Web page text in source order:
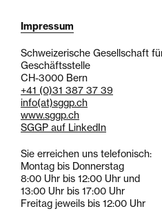
Impressum
Schweizerische Gesellschaft
Geschäftsstelle
CH-3000 Bern
+41 (0)31 387 37 39
info(at)sggp.ch
www.sggp.ch
SGGP auf LinkedIn
Sie erreichen uns telefonisch:
Montag bis Donnerstag
8:00 Uhr bis 12:00 Uhr und
13:00 Uhr bis 17:00 Uhr
Freitag jeweils bis 12:00 Uhr